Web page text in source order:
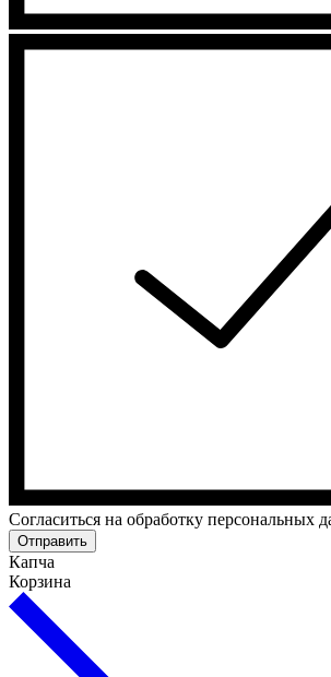
Cогласиться на обработку персональных
Отправить
Капча
Корзина